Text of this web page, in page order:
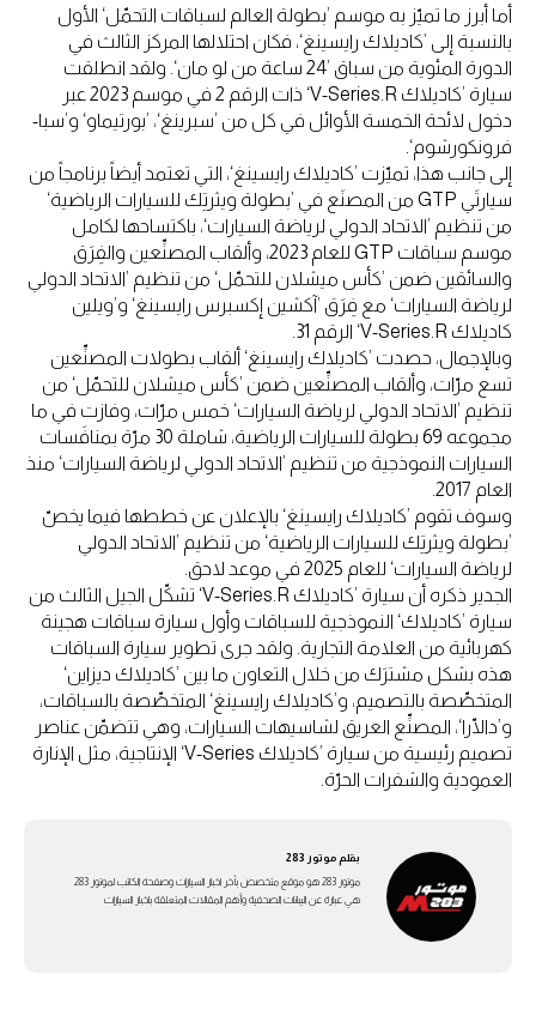
أما أبرز ما تميّز به موسم ’بطولة العالم لسباقات التحمّل‘ الأول
بالنسبة إلى ’كاديلاك رايسينغ‘، فكان احتلالها المركز الثالث في
الدورة المئوية من سباق ’24 ساعة من لو مان‘. ولقد انطلقت
سيارة ’كاديلاك V-Series.R‘ ذات الرقم 2 في موسم 2023 عبر
دخول لائحة الخمسة الأوائل في كل من ’سبرينغ‘، ’بورتيماو‘ و’سبا-
فرونكورشوم‘.
إلى جانب هذا، تميّزت ’كاديلاك رايسينغ‘، التي تعتمد أيضاً برنامجاً من
سيارتَي GTP من المصنَع في ’بطولة ويثرتِك للسيارات الرياضية‘
من تنظيم ’الاتحاد الدولي لرياضة السيارات‘، باكتساحها لكامل
موسم سباقات GTP للعام 2023، وألقاب المصنِّعين والفِرَق
والسائقين ضمن ’كأس ميشلان للتحمّل‘ من تنظيم ’الاتحاد الدولي
لرياضة السيارات‘ مع فِرَق ’آكشين إكسبرس رايسينغ‘ و’ويلين
كاديلاك V-Series.R‘ الرقم 31.
وبالإجمال، حصدت ’كاديلاك رايسينغ‘ ألقاب بطولات المصنِّعين
تسع مرّات، وألقاب المصنِّعين ضمن ’كأس ميشلان للتحمّل‘ من
تنظيم ’الاتحاد الدولي لرياضة السيارات‘ خمس مرّات، وفازت في ما
مجموعه 69 بطولة للسيارات الرياضية، شاملة 30 مرّة بمنافَسات
السيارات النموذجية من تنظيم ’الاتحاد الدولي لرياضة السيارات‘ منذ
العام 2017.
وسوف تقوم ’كاديلاك رايسينغ‘ بالإعلان عن خططها فيما يخصّ
’بطولة ويثرتِك للسيارات الرياضية‘ من تنظيم ’الاتحاد الدولي
لرياضة السيارات‘ للعام 2025 في موعد لاحق.
الجدير ذكره أن سيارة ’كاديلاك V-Series.R‘ تشكّل الجيل الثالث من
سيارة ’كاديلاك‘ النموذجية للسباقات وأول سيارة سباقات هجينة
كهربائية من العلامة التجارية. ولقد جرى تطوير سيارة السباقات
هذه بشكل مشترَك من خلال التعاون ما بين ’كاديلاك ديزاين‘
المتخصِّصة بالتصميم، و’كاديلاك رايسينغ‘ المتخصِّصة بالسباقات،
و’دالّارا‘، المصنِّع العريق لشاسيهات السيارات، وهي تتضمّن عناصر
تصميم رئيسية من سيارة ’كاديلاك V-Series‘ الإنتاجية، مثل الإنارة
العمودية والشفرات الحرّة.
بقلمموتور 283
موتور 283 هو موقع متخصص بأخر اخبار السيارات وصفحة الكاتب لموتور 283
هي عبارة عن اليبانات الصحفية وأهم المقالات المتعلقة باخبار السيارات